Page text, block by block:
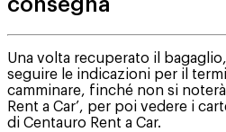
consegna
Una volta recuperato il
seguire le indicazioni per il
camminare, finché non si
Rent a Car’, per poi vedere i
di Centauro Rent a Car.